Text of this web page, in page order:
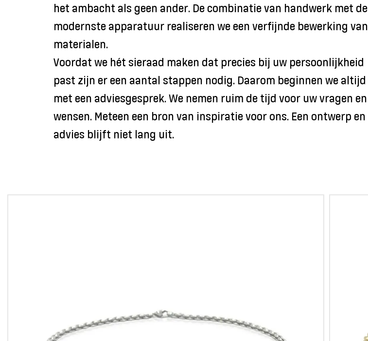
het ambacht als geen ander. De combinatie van handwerk met de
modernste apparatuur realiseren we een verfijnde bewerking van
materialen.
Voordat we hét sieraad maken dat precies bij uw persoonlijkheid
past zijn er een aantal stappen nodig. Daarom beginnen we altijd
met een adviesgesprek. We nemen ruim de tijd voor uw vragen en
wensen. Meteen een bron van inspiratie voor ons. Een ontwerp en
advies blijft niet lang uit.